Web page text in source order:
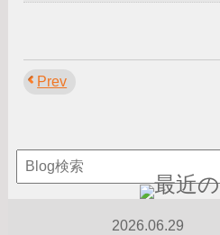
Prev
2026.06.29